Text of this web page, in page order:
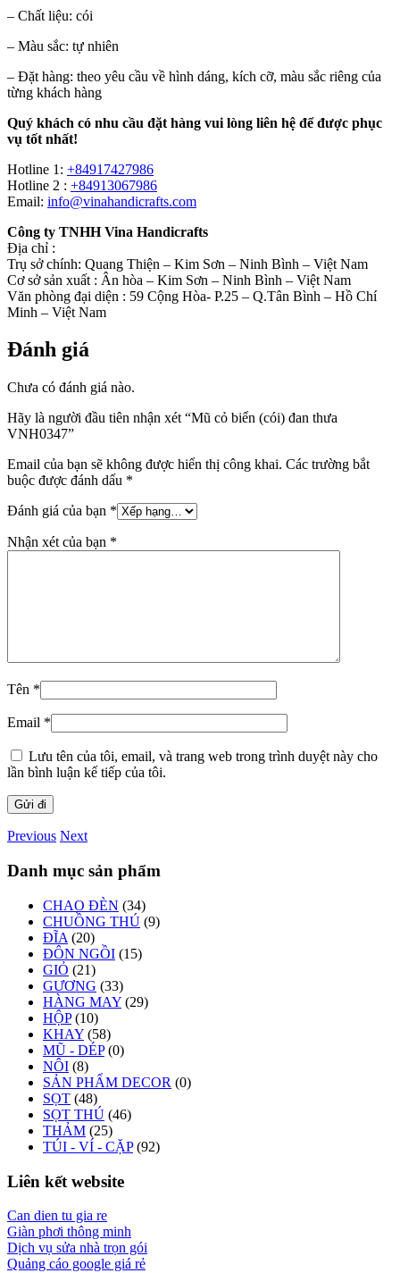
– Chất liệu: cói
– Màu sắc: tự nhiên
– Đặt hàng: theo yêu cầu về hình dáng, kích cỡ, màu sắc riêng của
từng khách hàng
Quý khách có nhu cầu đặt hàng vui lòng liên hệ để được phục
vụ tốt nhất!
Hotline 1: +84917427986
Hotline 2 : +84913067986
Email: info@vinahandicrafts.com
Công ty TNHH Vina Handicrafts
Địa chỉ :
Trụ sở chính: Quang Thiện – Kim Sơn – Ninh Bình – Việt Nam
Cơ sở sản xuất : Ân hòa – Kim Sơn – Ninh Bình – Việt Nam
Văn phòng đại diện : 59 Cộng Hòa- P.25 – Q.Tân Bình – Hồ Chí
Minh – Việt Nam
Đánh giá
Chưa có đánh giá nào.
Hãy là người đầu tiên nhận xét “Mũ cỏ biển (cói) đan thưa
VNH0347”
Email của bạn sẽ không được hiển thị công khai. Các trường bắt
buộc được đánh dấu *
Đánh giá của bạn *
Nhận xét của bạn *
Tên *
Email *
Lưu tên của tôi, email, và trang web trong trình duyệt này cho
lần bình luận kế tiếp của tôi.
Previous Next
Danh mục sản phẩm
CHAO ĐÈN (34)
CHUỒNG THÚ (9)
ĐĨA (20)
ĐÔN NGỒI (15)
GIỎ (21)
GƯƠNG (33)
HÀNG MAY (29)
HỘP (10)
KHAY (58)
MŨ - DÉP (0)
NÔI (8)
SẢN PHẨM DECOR (0)
SỌT (48)
SỌT THÚ (46)
THẢM (25)
TÚI - VÍ - CẶP (92)
Liên kết website
Can dien tu gia re
Giàn phơi thông minh
Dịch vụ sửa nhà trọn gói
Quảng cáo google giá rẻ